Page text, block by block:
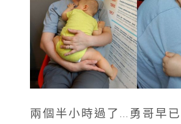
兩個半小時過了…勇哥早